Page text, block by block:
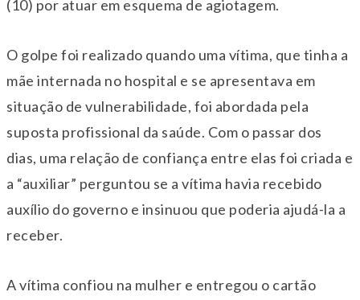
(10) por atuar em esquema de agiotagem.
O golpe foi realizado quando uma vítima, que tinha a
mãe internada no hospital e se apresentava em
situação de vulnerabilidade, foi abordada pela
suposta profissional da saúde. Com o passar dos
dias, uma relação de confiança entre elas foi criada e
a “auxiliar” perguntou se a vítima havia recebido
auxílio do governo e insinuou que poderia ajudá-la a
receber.
A vítima confiou na mulher e entregou o cartão